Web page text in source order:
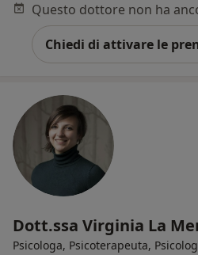
Chiedi di attivare le
Dott.ssa Virginia La
Psicologa, Psicoterapeuta,